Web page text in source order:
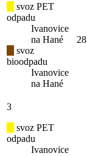
svoz PET
odpadu
Ivanovice
na Hané
svoz
bioodpadu
Ivanovice
na Hané
28
3
svoz PET
odpadu
Ivanovice